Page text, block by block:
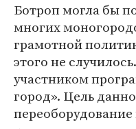
Ботроп могла бы
многих
грамотной
этого не
участником
город». Цель
переоборудование